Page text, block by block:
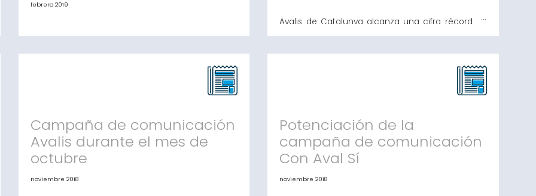
febrero 2019
"Reindustrialización y Fortalecimiento de la
la convocatoria. Con un presupuesto disponible
de 400 millones de euros, el "Ministerio de
Industria, Comercio y Turismo" ha vuelto a poner a
Avalis de Catalunya alcanza una cifra récord en
un 11% y el importe global de los avales, un 6% Se
ha avalado a un total de 1.020 clientes, un 19%
más que en el año anterior Avalis de Catalunya se
mantiene como tercera SGR a nivel estatal tanto
Campaña de comunicación
Avalis durante el mes de
octubre
noviembre 2018
Potenciación de la
campaña de comunicación
Con Aval Sí
noviembre 2018